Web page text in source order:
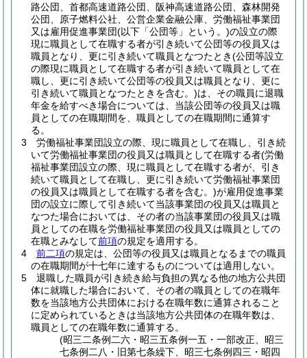
路公団、首都高速道路公団、阪神高速道路公団、森林開発
公団、原子燃料公社、公営企業金融公庫、労働福祉事業団
又は雇用促進事業団(以下「公団等」という。)の設立の際
現に職員として在職する者が引き続いて公団等の役員又は
職員となり、更に引き続いて職員となつたとき(公団等設立
の際現に職員として在職する者が引き続いて職員として在
職し、更に引き続いて公団等の役員又は職員となり、更に
引き続いて職員となつたときを含む。)は、その職員に退職
年金を給すべき場合については、当該公団等の役員又は職
員としての在職期間を、職員としての在職期間に通算す
る。
3
労働福祉事業団設立の際、現に職員として在職し、引き続
いて労働福祉事業団の役員又は職員として在職する者(労働
福祉事業団設立の際、現に職員として在職する者が、引き
続いて職員として在職し、更に引き続いて労働福祉事業団
の役員又は職員として在職する者を含む。)が雇用促進事業
団の設立に際して引き続いて当該事業団の役員又は職員と
なつた場合においては、その者の当該事業団の役員又は職
員としての在職を労働福祉事業団の役員又は職員としての
在職とみなして前項の規定を適用する。
4
前二項の規定は、公団等の役員又は職員となるまでの職員
の在職期間が十七年に達するものについては適用しない。
5
退職した職員が引き続き給与負担の異なる他の地方公共団
体に就職した場合において、その者の職員としての在職年
数を当該地方公共団体における在職年数に通算されること
に定められているときは当該地方公共団体の在職年数は、
職員としての在職年数に通算する。
(昭三二条例二六・昭三五条例一五・一部改正、昭三
七条例二八・旧第七条繰下、昭三七条例四三・昭四